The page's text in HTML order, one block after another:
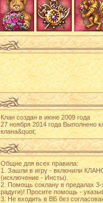
Клан создан в июне 2009 года
27 ноября 2014 года Выполнено
клана&quot;
Общие для всех правила:
1. Зашли в игру - включили
(исключение - Инсты).
2. Помощь соклану в предалах
радуги)! Просите помощь -
3. Не входить в ВБ без